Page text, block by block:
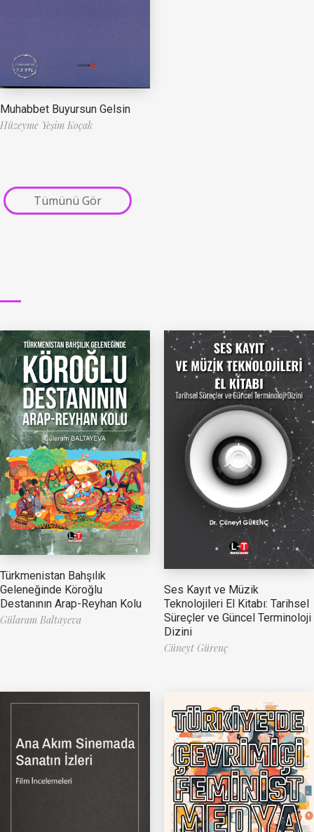
Muhabbet Buyursun Gelsin
Hüzeyme Yeşim Koçak
Tümünü Gör
Türkmenistan Bahşılık
Geleneğinde Köroğlu
Destanının Arap-Reyhan Kolu
Gülaram Baltayeva
Ses Kayıt ve Müzik
Teknolojileri El Kitabı: Tarihsel
Süreçler ve Güncel Terminoloji
Dizini
Cüneyt Gürenç